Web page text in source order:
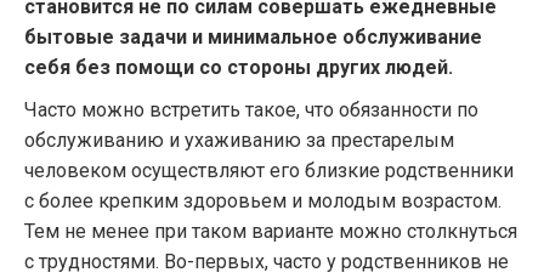
становится не по силам совершать ежедневные
бытовые задачи и минимальное обслуживание
себя без помощи со стороны других людей.
Часто можно встретить такое, что обязанности по
обслуживанию и ухаживанию за престарелым
человеком осуществляют его близкие родственники
с более крепким здоровьем и молодым возрастом.
Тем не менее при таком варианте можно столкнуться
с трудностями. Во-первых, часто у родственников не